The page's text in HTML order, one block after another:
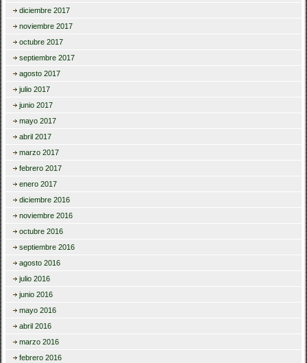
diciembre 2017
noviembre 2017
octubre 2017
septiembre 2017
agosto 2017
julio 2017
junio 2017
mayo 2017
abril 2017
marzo 2017
febrero 2017
enero 2017
diciembre 2016
noviembre 2016
octubre 2016
septiembre 2016
agosto 2016
julio 2016
junio 2016
mayo 2016
abril 2016
marzo 2016
febrero 2016